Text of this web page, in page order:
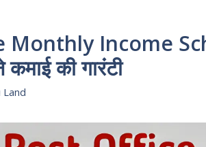
Monthly Income
कमाई की गारंटी
Land